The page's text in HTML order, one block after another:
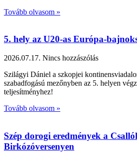
Tovább olvasom »
5. hely az U20-as Európa-
2026.07.17. Nincs hozzászólás
Szilágyi Dániel a szkopjei
szabadfogású mezőnyben az 5. helyen
teljesítményhez!
Tovább olvasom »
Szép dorogi eredmények a
Birkózóversenyen